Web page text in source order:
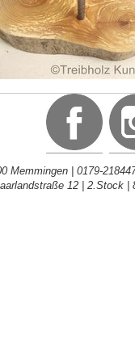
Memmingen | 0179-
12 | 2.Stock |